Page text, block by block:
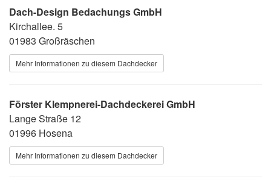
Dach-Design Bedachungs GmbH
Kirchallee. 5
01983 Großräschen
Mehr Informationen zu diesem Dachdecker
Förster Klempnerei-Dachdeckerei GmbH
Lange Straße 12
01996 Hosena
Mehr Informationen zu diesem Dachdecker